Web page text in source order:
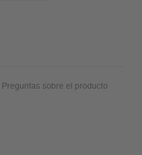
Preguntas sobre el producto